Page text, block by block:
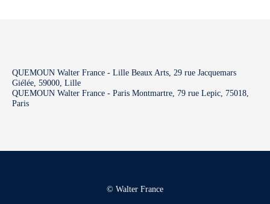
QUEMOUN Walter France - Lille Beaux Arts, 29 rue Jacquemars
Giélée, 59000, Lille
QUEMOUN Walter France - Paris Montmartre, 79 rue Lepic, 75018,
Paris
© Walter France